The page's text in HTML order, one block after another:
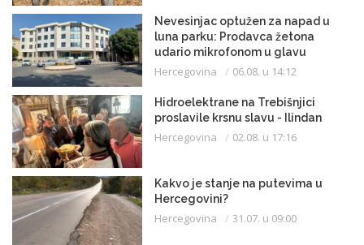
Nevesinjac optužen za napad u
luna parku: Prodavca žetona
udario mikrofonom u glavu
Hercegovina 06.08. u 14:12
Hidroelektrane na Trebišnjici
proslavile krsnu slavu - Ilindan
Hercegovina 02.08. u 17:16
Kakvo je stanje na putevima u
Hercegovini?
Hercegovina 31.07. u 09:00